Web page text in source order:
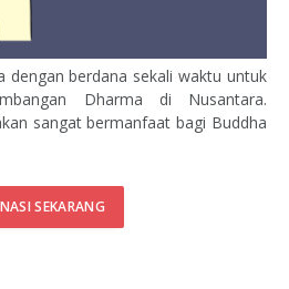
dengan berdana sekali waktu untuk
Dharma di Nusantara.
sangat bermanfaat bagi Buddha
SEKARANG